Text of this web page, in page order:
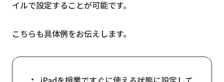
イルで設定することが可能です。
こちらも具体例をお伝えします。